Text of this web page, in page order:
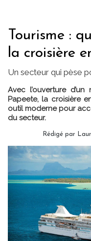
Tourisme :
la croisière
Un secteur qui pèse
Avec l’ouverture
Papeete, la croisière
outil moderne pour
du secteur.
Rédigé par